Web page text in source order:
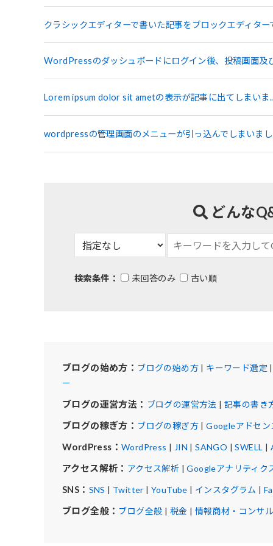
クラシックエディターで書いた記事をブロックエディタ
WordPressのダッシュボードにログイン後、投稿画面及
Lorem ipsum dolor sit ametの表示が記事に出てしまいま
wordpressの管理画面のメニューが引っ込んでしまいま
どんな
検索条件： 未回答のみ 古い順
ブログの始め方： ブログの始め方 | キーワード選定
ー
ブログの運営方法： ブログの運営方法 |記事の書き
ブログの稼ぎ方： ブログの稼ぎ方 |Googleアドセン
WordPress： WordPress | JIN |SANGO |SWELL |
アクセス解析： アクセス解析 |Googleアナリティク
SNS： SNS | Twitter |YouTube | インスタグラム |
ブログ全般： ブログ全般 | 税金 | 情報商材・コンサ